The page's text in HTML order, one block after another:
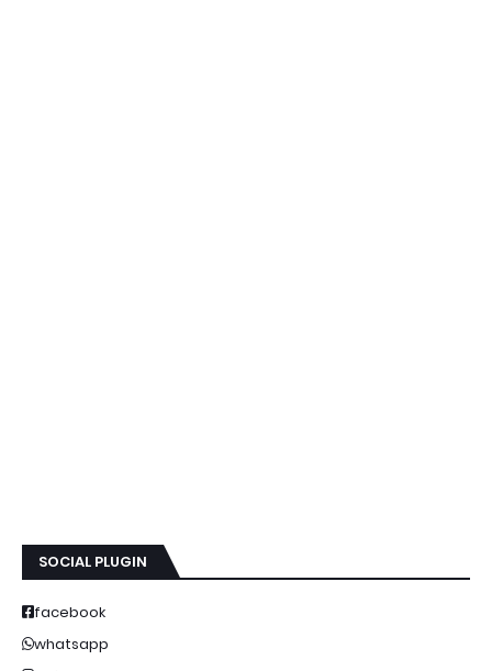
SOCIAL PLUGIN
facebook
whatsapp